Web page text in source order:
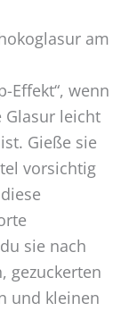
am
Effekt“, wenn
Glasur leicht
Gieße sie
vorsichtig
sie nach
gezuckerten
und kleinen